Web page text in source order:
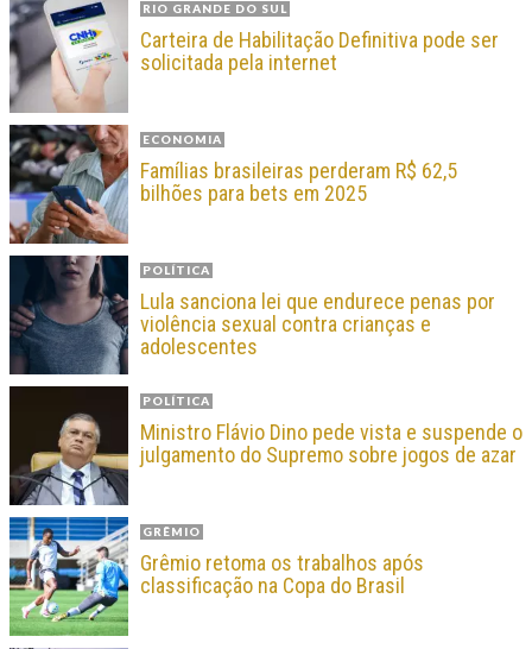
RIO GRANDE DO SUL
Carteira de Habilitação Definitiva pode ser
solicitada pela internet
ECONOMIA
Famílias brasileiras perderam R$ 62,5
bilhões para bets em 2025
POLÍTICA
Lula sanciona lei que endurece penas por
violência sexual contra crianças e
adolescentes
POLÍTICA
Ministro Flávio Dino pede vista e suspende o
julgamento do Supremo sobre jogos de azar
GRÊMIO
Grêmio retoma os trabalhos após
classificação na Copa do Brasil